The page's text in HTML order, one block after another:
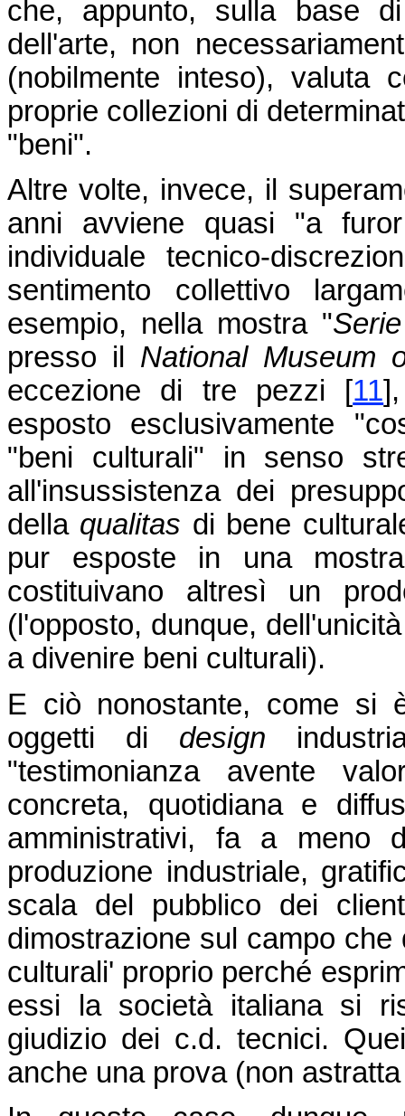
che, appunto, sulla base
dell'arte, non
(nobilmente inteso), valuta
proprie collezioni di
"beni".
Altre volte, invece, il
anni avviene quasi "a
individuale tecnico-
sentimento collettivo
esempio, nella mostra "
presso il National Museum
eccezione di tre pezzi
[11]
esposto esclusivamente
"beni culturali" in senso
all'insussistenza dei
della qualitas di bene
pur esposte in una
costituivano altresì un
(l'opposto, dunque,
a divenire beni culturali).
E ciò nonostante, come si
oggetti di design
"testimonianza avente
concreta, quotidiana e
amministrativi, fa a meno
produzione industriale,
scala del pubblico dei
dimostrazione sul campo
culturali' proprio perché
essi la società italiana si
giudizio dei c.d. tecnici.
anche una prova (non